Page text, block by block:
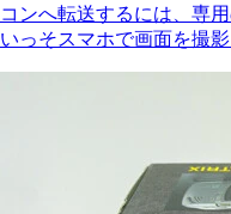
コンへ転送するには、専
いっそスマホで画面を撮